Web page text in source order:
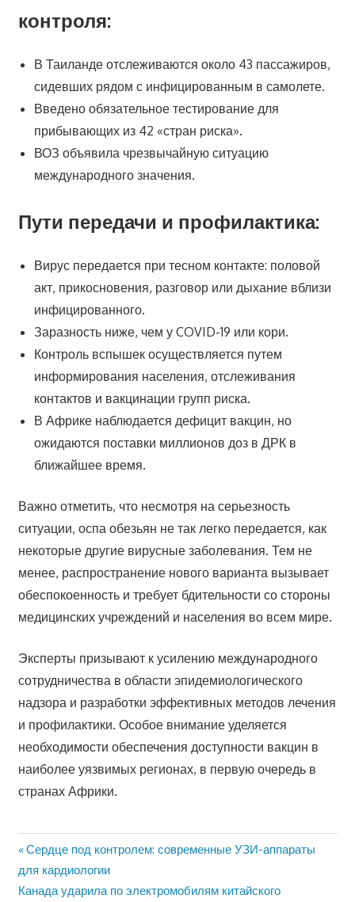
контроля:
В Таиланде отслеживаются около 43 пассажиров,
сидевших рядом с инфицированным в самолете.
Введено обязательное тестирование для
прибывающих из 42 «стран риска».
ВОЗ объявила чрезвычайную ситуацию
международного значения.
Пути передачи и профилактика:
Вирус передается при тесном контакте: половой
акт, прикосновения, разговор или дыхание вблизи
инфицированного.
Заразность ниже, чем у COVID-19 или кори.
Контроль вспышек осуществляется путем
информирования населения, отслеживания
контактов и вакцинации групп риска.
В Африке наблюдается дефицит вакцин, но
ожидаются поставки миллионов доз в ДРК в
ближайшее время.
Важно отметить, что несмотря на серьезность
ситуации, оспа обезьян не так легко передается, как
некоторые другие вирусные заболевания. Тем не
менее, распространение нового варианта вызывает
обеспокоенность и требует бдительности со стороны
медицинских учреждений и населения во всем мире.
Эксперты призывают к усилению международного
сотрудничества в области эпидемиологического
надзора и разработки эффективных методов лечения
и профилактики. Особое внимание уделяется
необходимости обеспечения доступности вакцин в
наиболее уязвимых регионах, в первую очередь в
странах Африки.
Навигация
по
Предыдущая
запись:
Сердце под контролем: современные УЗИ-аппараты
для кардиологии
Следующая
Канада ударила по электромобилям китайского